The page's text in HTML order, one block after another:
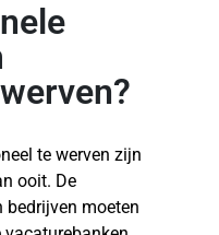
te werven zijn
ooit. De
bedrijven moeten